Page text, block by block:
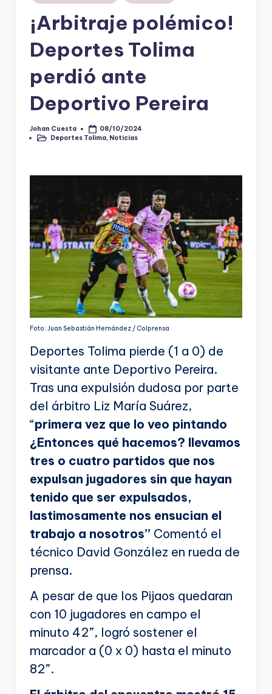
en
¡Arbitraje polémico!
Deportes Tolima
perdió ante
Deportivo Pereira
Publicado
por
Johan Cuesta
08/10/2024
Publicado
Deportes Tolima Noticias
Foto: Juan Sebastián Hernández / Colprensa
Deportes Tolima pierde (1 a 0) de
visitante ante Deportivo Pereira.
Tras una expulsión dudosa por parte
del árbitro Liz María Suárez,
“primera vez que lo veo pintando
¿Entonces qué hacemos? llevamos
tres o cuatro partidos que nos
expulsan jugadores sin que hayan
tenido que ser expulsados,
lastimosamente nos ensucian el
trabajo a nosotros” Comentó el
técnico David González en rueda de
prensa.
A pesar de que los Pijaos quedaran
con 10 jugadores en campo el
minuto 42”, logró sostener el
marcador a (0 x 0) hasta el minuto
82”.